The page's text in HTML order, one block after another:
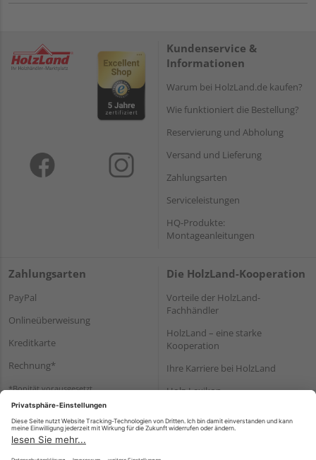
Kundenservice &
Informationen
Warum bei HolzLand.de kaufen?
Wie funktioniert die Bestellung?
Reservierung und Abholung
Versand und Lieferung
Zahlungsarten
Serviceleistungen
HQ-Produkte:
Montageanleitungen
Zahlungsarten
PayPal
Onlineüberweisung
Kreditkarte
Rechnung*
*Bonität vorausgesetzt
Die HolzLand-Kooperation
Vorteile der HolzLand-
Fachhändler
HolzLand – eine starke
Kooperation
Ihre Karriere bei HolzLand
Holz-Lexikon